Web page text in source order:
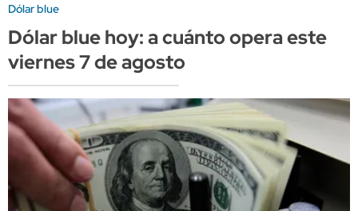
Dólar blue
Dólar blue hoy: a cuánto opera este
viernes 7 de agosto